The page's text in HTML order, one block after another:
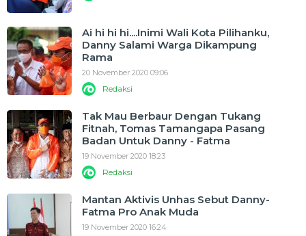
Ai hi hi hi....Inimi Wali Kota Pilihanku,
Danny Salami Warga Dikampung
Rama
20 November 2020 09:06
Redaksi
Tak Mau Berbaur Dengan Tukang
Fitnah, Tomas Tamangapa Pasang
Badan Untuk Danny - Fatma
19 November 2020 18:23
Redaksi
Mantan Aktivis Unhas Sebut Danny-
Fatma Pro Anak Muda
19 November 2020 16:24